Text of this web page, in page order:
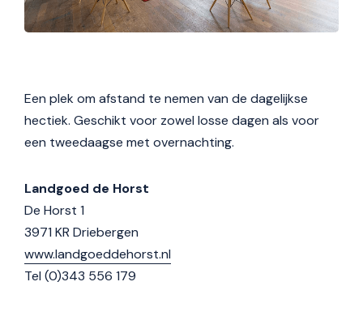
Een plek om afstand te nemen van de dagelijkse
hectiek. Geschikt voor zowel losse dagen als voor
een tweedaagse met overnachting.
Landgoed de Horst
De Horst 1
3971 KR Driebergen
www.landgoeddehorst.nl
Tel (0)343 556 179